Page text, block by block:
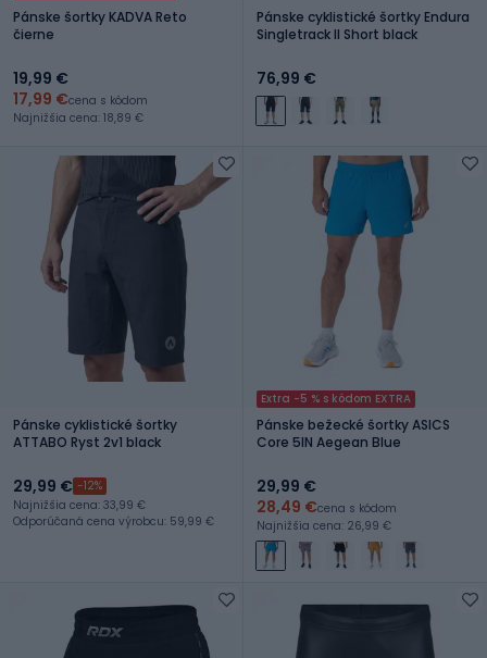
Pánske šortky KADVA Reto
čierne
19,99 €
17,99 €cena s kódom
Najnižšia cena: 18,89 €
Pánske cyklistické šortky Endura
Singletrack II Short black
76,99 €
Pánske cyklistické šortky
ATTABO Ryst 2v1 black
29,99 € -12%
Najnižšia cena: 33,99 €
Odporúčaná cena výrobcu: 59,99 €
Extra -5 % s kódom EXTRA
Pánske bežecké šortky ASICS
Core 5IN Aegean Blue
29,99 €
28,49 €cena s kódom
Najnižšia cena: 26,99 €